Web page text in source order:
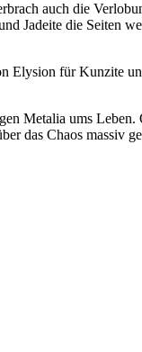
auch die
Jadeite die Seiten
Elysion für Kunzite
Metalia ums Leben.
das Chaos massiv